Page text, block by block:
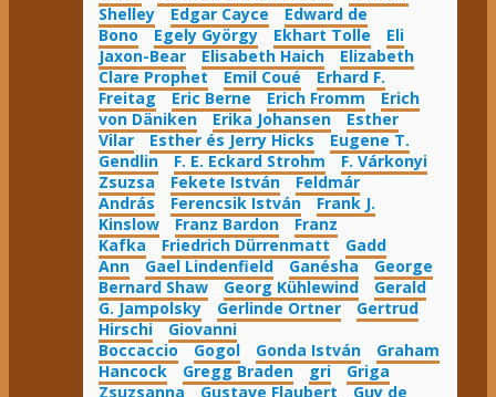
Shelley
Edgar Cayce
Edward de
Bono
Egely György Ekhart Tolle
Eli
Jaxon-Bear
Elisabeth Haich
Elizabeth
Clare Prophet
Emil Coué
Erhard F.
Freitag
Eric Berne Erich Fromm
Erich
von Däniken
Erika Johansen
Esther
Vilar
Esther és Jerry Hicks
Eugene T.
Gendlin
F. E. Eckard Strohm
F. Várkonyi
Zsuzsa
Fekete István
Feldmár
András
Ferencsik István
Frank J.
Kinslow
Franz Bardon
Franz
Kafka
Friedrich Dürrenmatt
Gadd
Ann
Gael Lindenfield Ganésha
George
Bernard Shaw
Georg Kühlewind
Gerald
G. Jampolsky
Gerlinde Ortner
Gertrud
Hirschi
Giovanni
Boccaccio
Gogol Gonda István
Graham
Hancock
Gregg Braden gri
Griga
Zsuzsanna
Gustave Flaubert
Guy de